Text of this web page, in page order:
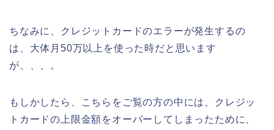
ちなみに、クレジットカードのエラーが発生するの
は、大体月50万以上を使った時だと思います
が、、、。
もしかしたら、こちらをご覧の方の中には、クレジッ
トカードの上限金額をオーバーしてしまったために、